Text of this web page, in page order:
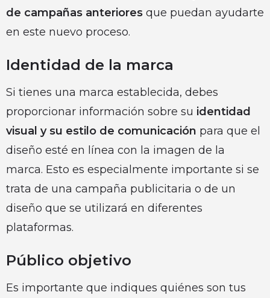
de campañas anteriores que puedan ayudarte
en este nuevo proceso.
Identidad de la marca
Si tienes una marca establecida, debes
proporcionar información sobre su identidad
visual y su estilo de comunicación para que el
diseño esté en línea con la imagen de la
marca. Esto es especialmente importante si se
trata de una campaña publicitaria o de un
diseño que se utilizará en diferentes
plataformas.
Público objetivo
Es importante que indiques quiénes son tus